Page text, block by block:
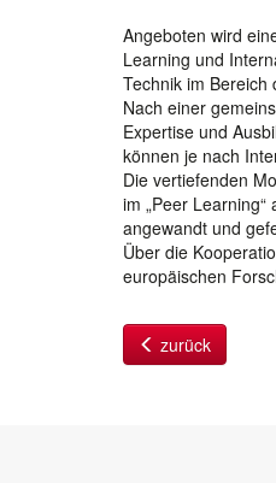
Angeboten wird
Learning und
Technik im Bereich
Nach einer
Expertise und
können je nach
Die vertiefenden
im „Peer
angewandt und
Über die
europäischen
zurück